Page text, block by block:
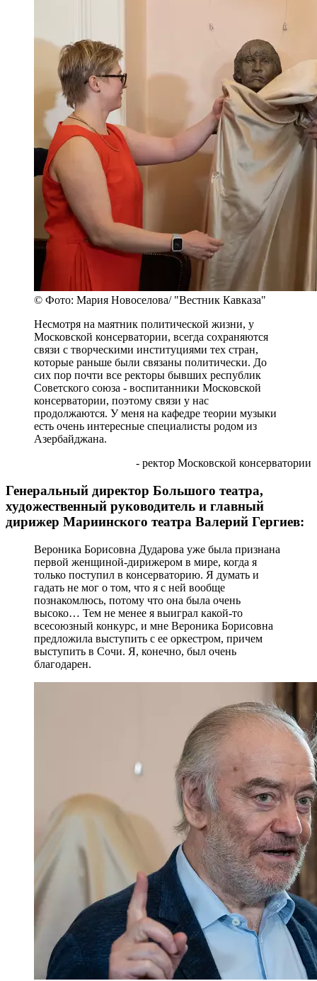
© Фото: Мария Новоселова/ "Вестник Кавказа"
Несмотря на маятник политической жизни, у
Московской консерватории, всегда сохраняются
связи с творческими институциями тех стран,
которые раньше были связаны политически. До
сих пор почти все ректоры бывших республик
Советского союза - воспитанники Московской
консерватории, поэтому связи у нас
продолжаются. У меня на кафедре теории музыки
есть очень интересные специалисты родом из
Азербайджана.
- ректор Московской консерватории
Генеральный директор Большого театра,
художественный руководитель и главный
дирижер Мариинского театра Валерий Гергиев:
Вероника Борисовна Дударова уже была признана
первой женщиной-дирижером в мире, когда я
только поступил в консерваторию. Я думать и
гадать не мог о том, что я с ней вообще
познакомлюсь, потому что она была очень
высоко… Тем не менее я выиграл какой-то
всесоюзный конкурс, и мне Вероника Борисовна
предложила выступить с ее оркестром, причем
выступить в Сочи. Я, конечно, был очень
благодарен.